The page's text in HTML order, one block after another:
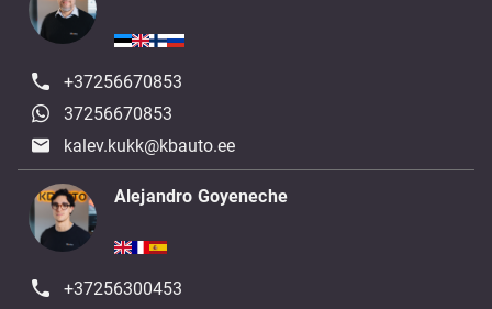
+37256670853
37256670853
kalev.kukk@kbauto.ee
Alejandro Goyeneche
+37256300453